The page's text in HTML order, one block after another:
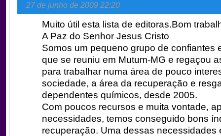
27 de junho de 2009 22:20
Muito útil esta lista de editoras.Bom
A Paz do Senhor Jesus Cristo
Somos um pequeno grupo de confiantes
que se reuniu em Mutum-MG e regaçou
para trabalhar numa área de pouco
sociedade, a área da recuperação e
dependentes químicos, desde 2005.
Com poucos recursos e muita vontade,
necessidades, temos conseguido bons
recuperação. Uma dessas necessidades